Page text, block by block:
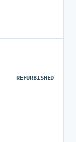
REFURBISHED